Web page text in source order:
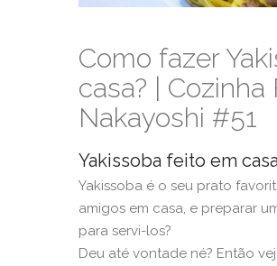
Como fazer
casa? | Cozinha
Nakayoshi #51
Yakissoba feito em
Yakissoba é o seu prato
amigos em casa, e preparar
para servi-los?
Deu até vontade né? Então